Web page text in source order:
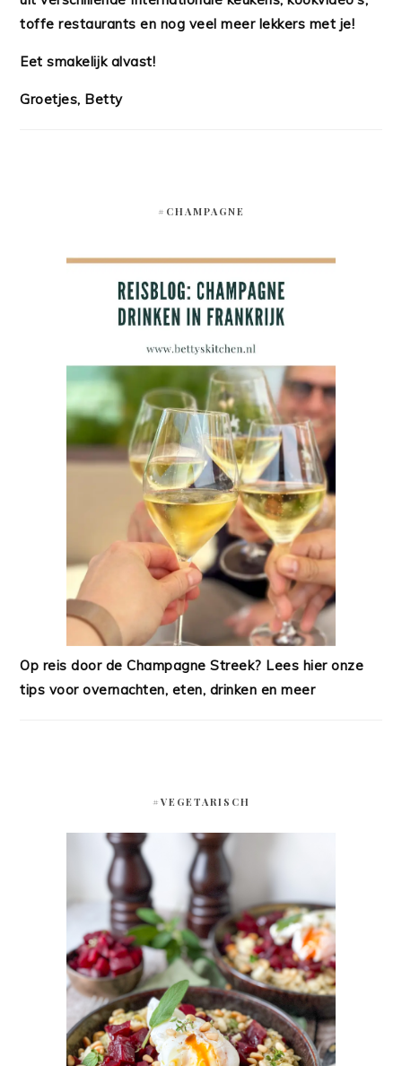
toffe restaurants en nog veel meer lekkers met je!
Eet smakelijk alvast!
Groetjes, Betty
#CHAMPAGNE
Op reis door de Champagne Streek? Lees hier onze
tips voor overnachten, eten, drinken en meer
#VEGETARISCH